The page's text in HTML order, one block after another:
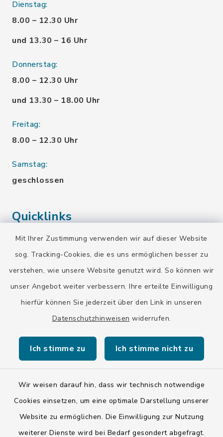
Mit Ihrer Zustimmung verwenden wir auf dieser Website
sog. Tracking-Cookies, die es uns ermöglichen besser zu
verstehen, wie unsere Website genutzt wird. So können wir
unser Angebot weiter verbessern. Ihre erteilte Einwilligung
hierfür können Sie jederzeit über den Link in unseren
Datenschutzhinweisen widerrufen.
Ich stimme zu Ich stimme nicht zu
Wir weisen darauf hin, dass wir technisch notwendige
Cookies einsetzen, um eine optimale Darstellung unserer
Website zu ermöglichen. Die Einwilligung zur Nutzung
weiterer Dienste wird bei Bedarf gesondert abgefragt.
Dienstag:
8.00 – 12.30 Uhr
und 13.30 – 16 Uhr
Donnerstag:
8.00 – 12.30 Uhr
und 13.30 – 18.00 Uhr
Freitag:
8.00 – 12.30 Uhr
Samstag:
geschlossen
Quicklinks
Landratsamt Bad Tölz-Wolfratshausen
BayernPortal
Kontakt
Barrierefreiheit